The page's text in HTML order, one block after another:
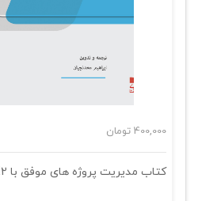
400,000 تومان
کتاب مدیریت پروژه های موفق با PRINCE2